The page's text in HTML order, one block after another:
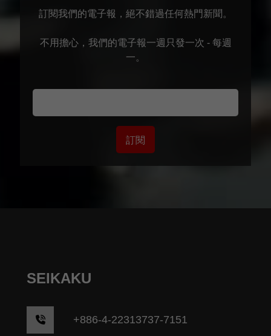
訂閱我們的電子報，絕不錯過任何熱門新聞。
不用擔心，我們的電子報一週只發一次 - 每週
一。
訂閱
SEIKAKU
+886-4-22313737-7151